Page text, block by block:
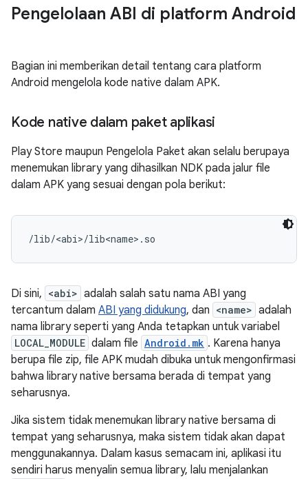
Pengelolaan ABI di platform Android
Bagian ini memberikan detail tentang cara platform
Android mengelola kode native dalam APK.
Kode native dalam paket aplikasi
Play Store maupun Pengelola Paket akan selalu berupaya
menemukan library yang dihasilkan NDK pada jalur file
dalam APK yang sesuai dengan pola berikut:
Di sini, <abi> adalah salah satu nama ABI yang
tercantum dalam ABI yang didukung, dan <name> adalah
nama library seperti yang Anda tetapkan untuk variabel
LOCAL_MODULE dalam file Android.mk . Karena hanya
berupa file zip, file APK mudah dibuka untuk mengonfirmasi
bahwa library native bersama berada di tempat yang
seharusnya.
Jika sistem tidak menemukan library native bersama di
tempat yang seharusnya, maka sistem tidak akan dapat
menggunakannya. Dalam kasus semacam ini, aplikasi itu
sendiri harus menyalin semua library, lalu menjalankan